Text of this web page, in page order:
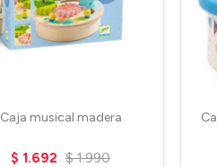
Caja musical madera
$ 1.692 $ 1.990